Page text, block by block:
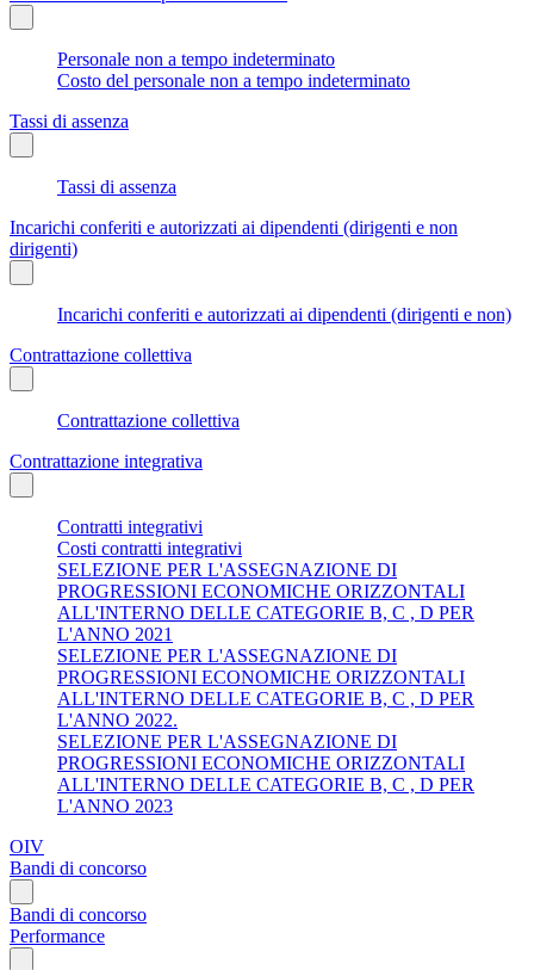
Personale non a tempo indeterminato
Costo del personale non a tempo indeterminato
Tassi di assenza
Tassi di assenza
Incarichi conferiti e autorizzati ai dipendenti (dirigenti e non
dirigenti)
Incarichi conferiti e autorizzati ai dipendenti (dirigenti e non)
Contrattazione collettiva
Contrattazione collettiva
Contrattazione integrativa
Contratti integrativi
Costi contratti integrativi
SELEZIONE PER L'ASSEGNAZIONE DI
PROGRESSIONI ECONOMICHE ORIZZONTALI
ALL'INTERNO DELLE CATEGORIE B, C , D PER
L'ANNO 2021
SELEZIONE PER L'ASSEGNAZIONE DI
PROGRESSIONI ECONOMICHE ORIZZONTALI
ALL'INTERNO DELLE CATEGORIE B, C , D PER
L'ANNO 2022.
SELEZIONE PER L'ASSEGNAZIONE DI
PROGRESSIONI ECONOMICHE ORIZZONTALI
ALL'INTERNO DELLE CATEGORIE B, C , D PER
L'ANNO 2023
OIV
Bandi di concorso
Bandi di concorso
Performance